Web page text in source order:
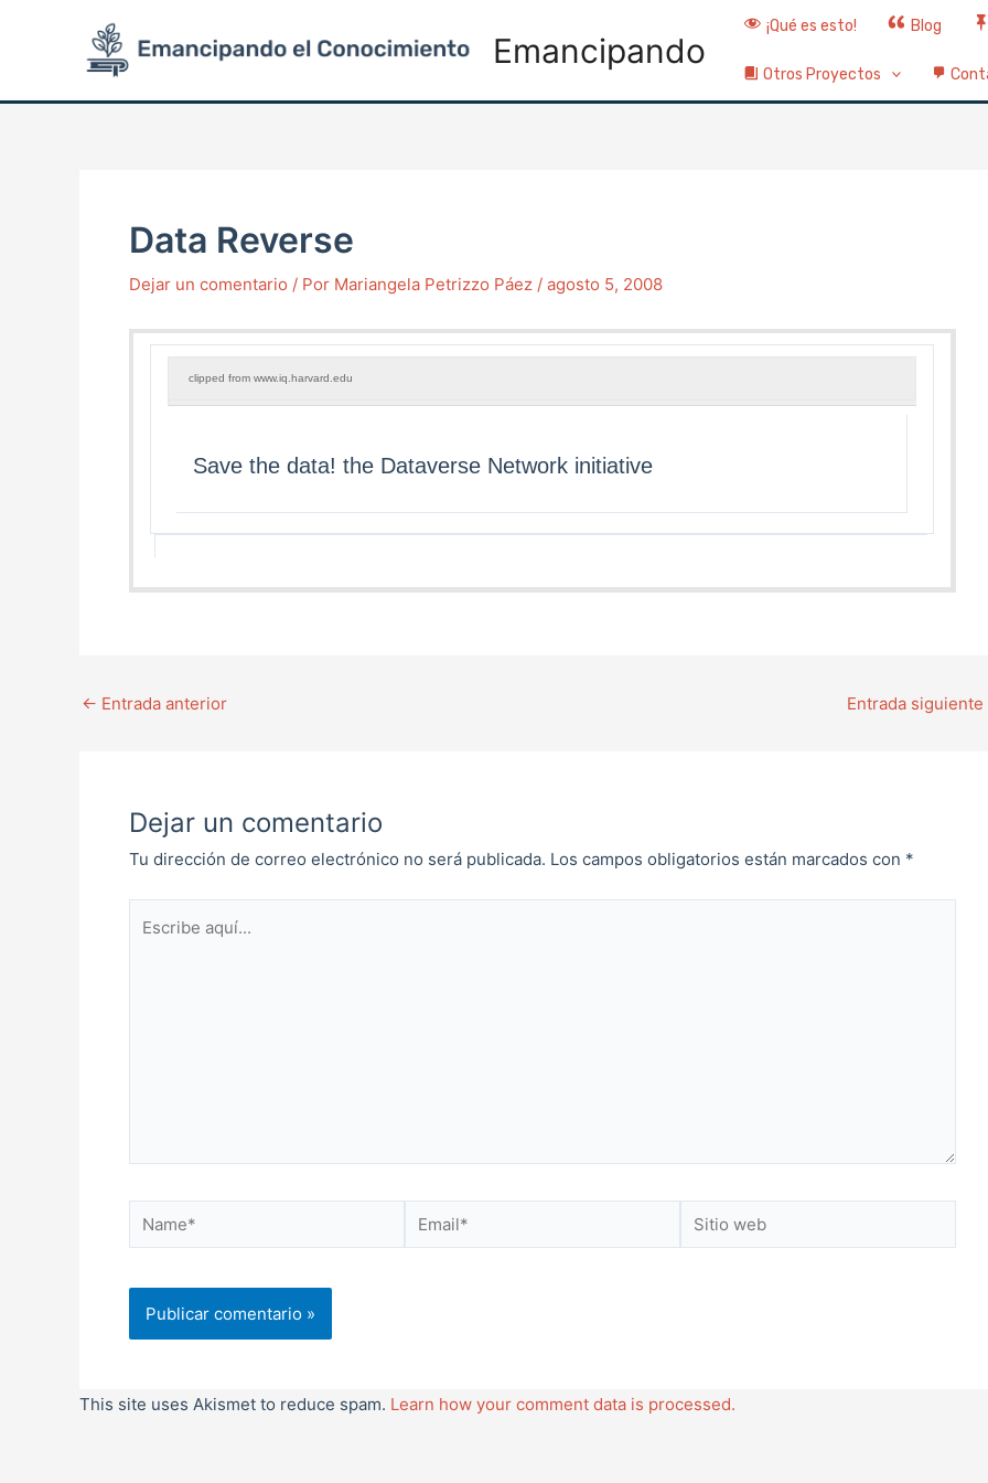
Emancipando
¡Qué es esto! Blog
Otros Proyectos
Data Reverse
Dejar un comentario / Por Mariangela Petrizzo Páez / agosto 5, 2008
clipped from www.iq.harvard.edu
Save the data! the Dataverse Network initiative
navigation
← Entrada anterior Entrada siguiente
Dejar un comentario
Tu dirección de correo electrónico no será publicada. Los campos obligatorios están marcados con *
Name* Email*
Sitio
web
This site uses Akismet to reduce spam. Learn how your comment data is processed.